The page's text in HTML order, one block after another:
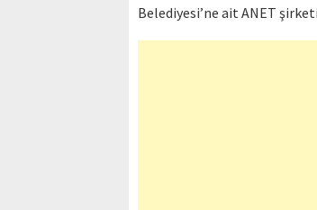
Belediyesi’ne ait ANET